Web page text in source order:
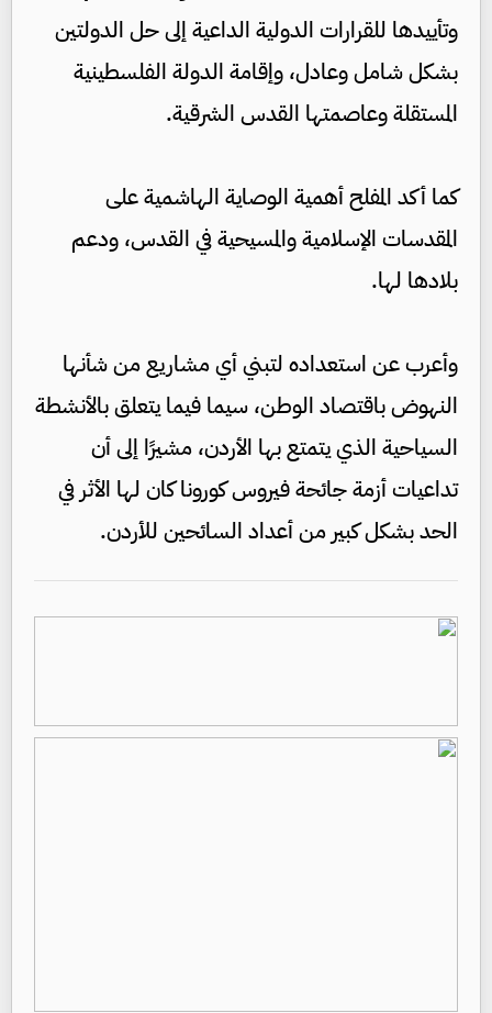
وتأييدها للقرارات الدولية الداعية إلى حل الدولتين
بشكل شامل وعادل، وإقامة الدولة الفلسطينية
المستقلة وعاصمتها القدس الشرقية.
كما أكد المفلح أهمية الوصاية الهاشمية على
المقدسات الإسلامية والمسيحية في القدس، ودعم
بلادها لها.
وأعرب عن استعداده لتبني أي مشاريع من شأنها
النهوض باقتصاد الوطن، سيما فيما يتعلق بالأنشطة
السياحية الذي يتمتع بها الأردن، مشيرًا إلى أن
تداعيات أزمة جائحة فيروس كورونا كان لها الأثر في
الحد بشكل كبير من أعداد السائحين للأردن.